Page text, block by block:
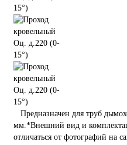
Предназначен для труб
мм.*Внешний вид и
отличаться от фотографий на